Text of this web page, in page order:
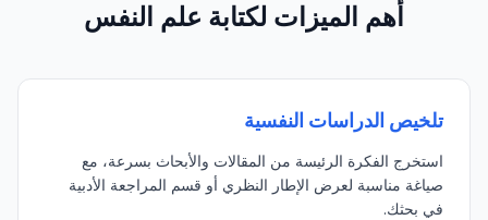
أهم الميزات لكتابة علم النفس
تلخيص الدراسات النفسية
استخرج الفكرة الرئيسة من المقالات والأبحاث بسرعة، مع
صياغة مناسبة لعرض الإطار النظري أو قسم المراجعة الأدبية
في بحثك.